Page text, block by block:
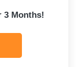
3 Months!